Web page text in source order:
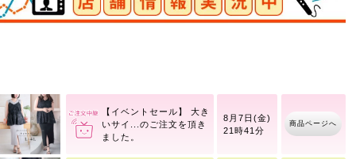
【イベントセール】 大き
いサイ
8月7日(金)
21時41分
商品ページへ